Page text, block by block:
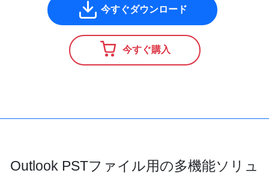
今すぐダウンロード
今すぐ購入
Outlook PSTファイル用の多機能ソリュ